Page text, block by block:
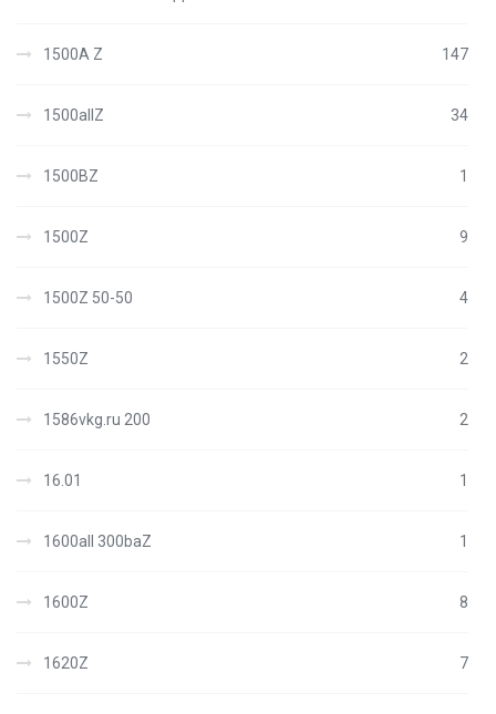
1500A Z 147
1500allZ 34
1500BZ 1
1500Z 9
1500Z 50-50 4
1550Z 2
1586vkg.ru 200 2
16.01 1
1600all 300baZ 1
1600Z 8
1620Z 7